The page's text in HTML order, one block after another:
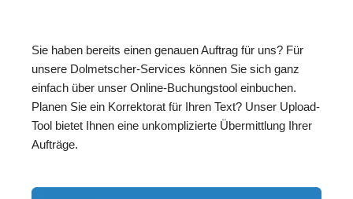
Sie haben bereits einen genauen Auftrag für uns? Für
unsere Dolmetscher-Services können Sie sich ganz
einfach über unser Online-Buchungstool einbuchen.
Planen Sie ein Korrektorat für Ihren Text? Unser Upload-
Tool bietet Ihnen eine unkomplizierte Übermittlung Ihrer
Aufträge.